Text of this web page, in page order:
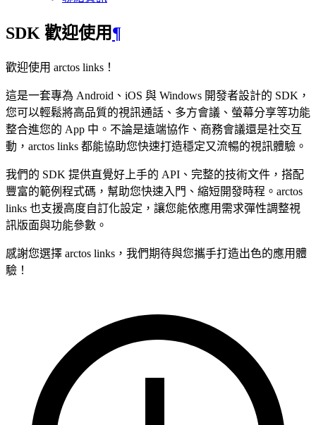
SDK 歡迎使用¶
歡迎使用 arctos links！
這是一套專為 Android、iOS 與 Windows 開發者設計的 SDK，
您可以輕鬆將高品質的視訊通話、多方會議、螢幕分享等功能
整合進您的 App 中。不論是遠端協作、商務會議還是社交互
動，arctos links 都能協助您快速打造穩定又流暢的視訊體驗。
我們的 SDK 提供直覺好上手的 API、完整的技術文件，搭配
豐富的範例程式碼，幫助您快速入門、縮短開發時程。arctos
links 也支援高度自訂化設定，讓您能依應用需求彈性調整視
訊版面與功能參數。
感謝您選擇 arctos links，我們期待與您攜手打造出色的應用體
驗！